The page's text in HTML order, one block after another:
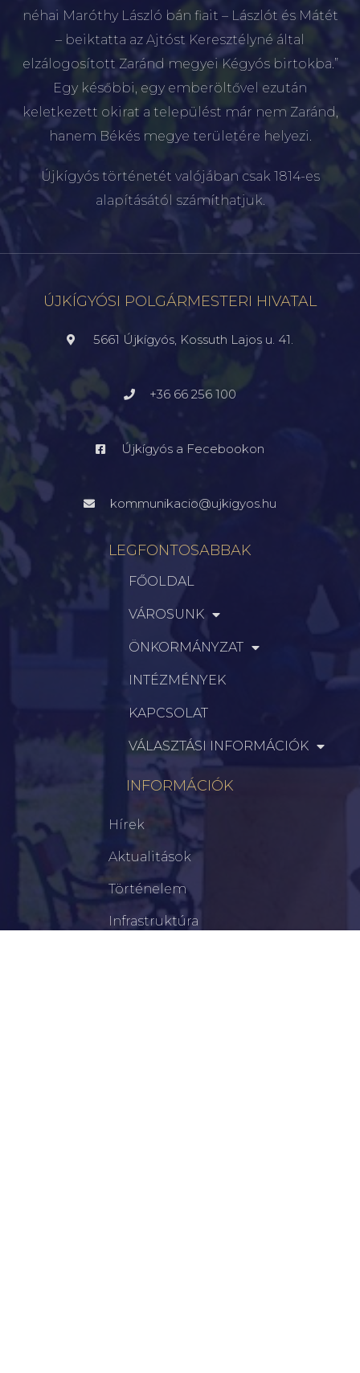
néhai Maróthy László bán fiait – Lászlót és Mátét
– beiktatta az Ajtóst Keresztélyné által
elzálogosított Zaránd megyei Kégyós birtokba.”
Egy későbbi, egy emberöltővel ezután
keletkezett okirat a települést már nem Zaránd,
hanem Békés megye területére helyezi.
Újkígyós történetét valójában csak 1814-es
alapításától számíthatjuk.
ÚJKÍGYÓSI POLGÁRMESTERI HIVATAL
5661 Újkígyós, Kossuth Lajos u. 41.
+36 66 256 100
Újkígyós a Fecebookon
kommunikacio@ujkigyos.hu
LEGFONTOSABBAK
FŐOLDAL
VÁROSUNK
ÖNKORMÁNYZAT
INTÉZMÉNYEK
KAPCSOLAT
VÁLASZTÁSI INFORMÁCIÓK
INFORMÁCIÓK
Hírek
Aktualitások
Történelem
Infrastruktúra